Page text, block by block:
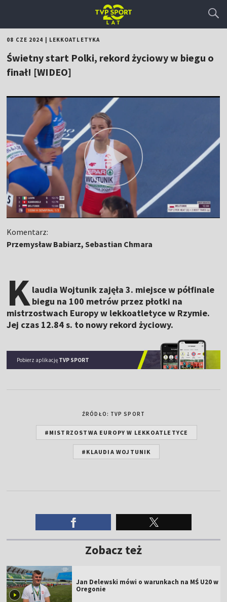
08 CZE 2024 LEKKOATLETYKA
Świetny start Polki, rekord życiowy w biegu o
finał! [WIDEO]
Komentarz:
Przemysław Babiarz, Sebastian Chmara
Klaudia Wojtunik zajęła 3. miejsce w półfinale
biegu na 100 metrów przez płotki na
mistrzostwach Europy w lekkoatletyce w Rzymie.
Jej czas 12.84 s. to nowy rekord życiowy.
Pobierz aplikację TVP SPORT
ŹRÓDŁO: TVP SPORT
#MISTRZOSTWA EUROPY W LEKKOATLETYCE
#KLAUDIA WOJTUNIK
Zobacz też
Jan Delewski mówi o warunkach na MŚ U20 w
Oregonie